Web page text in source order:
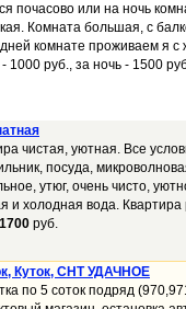
почасово или на ночь
Комната большая, с
комнате проживаем я с
1000 руб., за ночь - 1500
чистая, уютная. Все
посуда,
утюг, очень чисто,
и холодная вода.
1700 руб.
Куток, СНТ УДАЧНОЕ
по 5 соток подряд